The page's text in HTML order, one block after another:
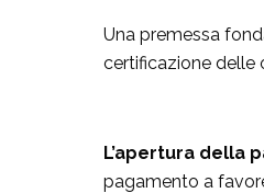
Una premessa
certificazione delle
L’apertura della
pagamento a